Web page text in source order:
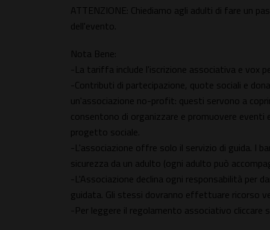
ATTENZIONE: Chiediamo agli adulti di fare un
dell'evento.
Nota Bene:
-La tariffa include l'iscrizione associativa e vox
-Contributi di partecipazione, quote sociali e
un'associazione no-profit: questi servono a
consentono di organizzare e promuovere
progetto sociale.
-L'associazione offre solo il servizio di guida. I
sicurezza da un adulto (ogni adulto può
-L'Associazione declina ogni responsabilità per
guidata. Gli stessi dovranno effettuare ricorso
-Per leggere il regolamento associativo cliccare